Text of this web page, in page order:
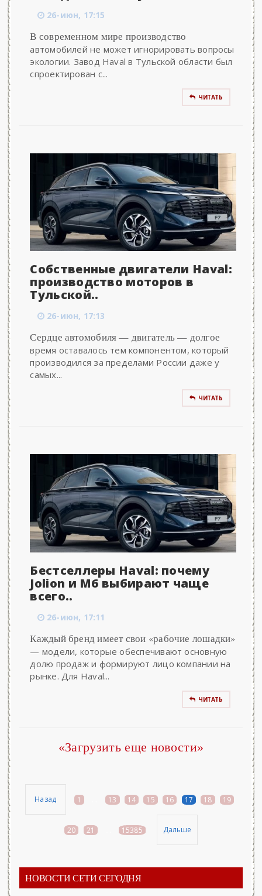
26-июн, 17:15
В современном мире производство
автомобилей не может игнорировать вопросы
экологии. Завод Haval в Тульской области был
спроектирован с...
ЧИТАТЬ
Собственные двигатели Haval:
производство моторов в
Тульской..
26-июн, 17:13
Сердце автомобиля — двигатель — долгое
время оставалось тем компонентом, который
производился за пределами России даже у
самых...
ЧИТАТЬ
Бестселлеры Haval: почему
Jolion и M6 выбирают чаще
всего..
26-июн, 17:11
Каждый бренд имеет свои «рабочие лошадки»
— модели, которые обеспечивают основную
долю продаж и формируют лицо компании на
рынке. Для Haval...
ЧИТАТЬ
«Загрузить еще новости»
Назад 1 13 14 15 16 17 18 19
20 21 15385 Дальше
НОВОСТИ СЕТИ СЕГОДНЯ